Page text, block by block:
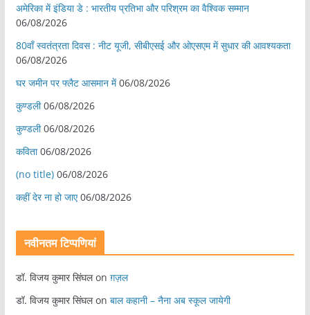
अमेरिका में इंडिया डे : भारतीय प्रतिभा और परिश्रम का वैश्विक सम्मान
06/08/2026
80वाँ स्वतंत्रता दिवस : नीट यूजी, सीबीएसई और ओएसएम में सुधार की आवश्यकता
06/08/2026
घर जमीन पर फ्लैट आसमान में 06/08/2026
कुण्डली 06/08/2026
कुण्डली 06/08/2026
कविता 06/08/2026
(no title) 06/08/2026
कहीं देर ना हो जाए 06/08/2026
नवीनतम टिप्पणियां
डॉ. विजय कुमार सिंघलon ग़ज़ल
डॉ. विजय कुमार सिंघलon बाल कहानी – नैना अब स्कूल जायेगी